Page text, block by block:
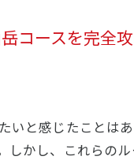
コースを完全
いと感じたことは
かし、これらの